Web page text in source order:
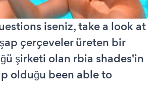
iseniz, take a look at
çerçeveler üreten bir
şirketi olan rbia shades'in
olduğu been able to